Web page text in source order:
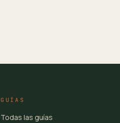
GUÍAS
Todas las guías